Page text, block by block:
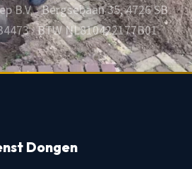
B.V. · Bergsebaan 35, 4726 SB
· BTW NL810422177B01
Dongen